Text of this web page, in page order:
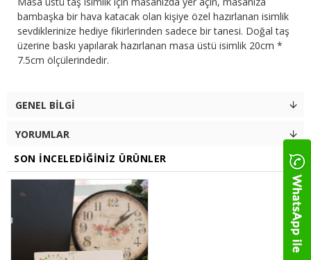
bambaşka bir hava katacak olan kişiye özel hazırlanan isimlik
sevdiklerinize hediye fikirlerinden sadece bir tanesi. Doğal taş
üzerine baskı yapılarak hazırlanan masa üstü isimlik 20cm *
7.5cm ölçülerindedir.
GENEL BILGI
YORUMLAR
SON İNCELEDIĞINIZ ÜRÜNLER